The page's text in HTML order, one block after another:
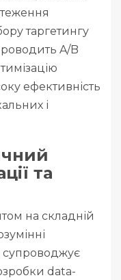
таргетингу
A/B
ефективність
і
та
на складній
супроводжує
data-